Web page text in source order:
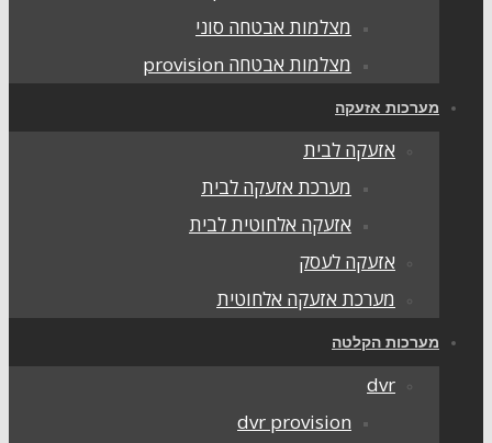
מצלמות אבטחה סוני
מצלמות אבטחה provision
אזעקה
אזעקה לבית
מערכת אזעקה לבית
אזעקה אלחוטית לבית
אזעקה לעסק
מערכת אזעקה אלחוטית
הקלטה
dvr provision